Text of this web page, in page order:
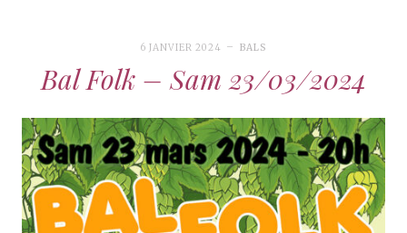
6 JANVIER 2024 BALS
Bal Folk – Sam 23/03/2024